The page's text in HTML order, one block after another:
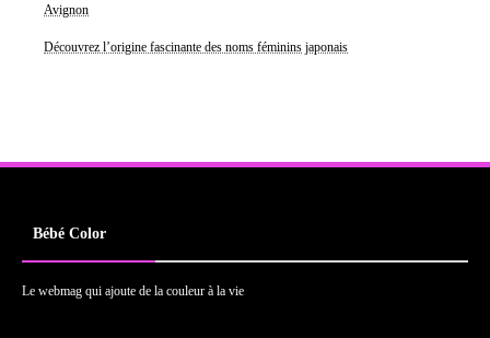
Avignon
Découvrez l’origine fascinante des noms féminins japonais
Bébé Color
Le webmag qui ajoute de la couleur à la vie